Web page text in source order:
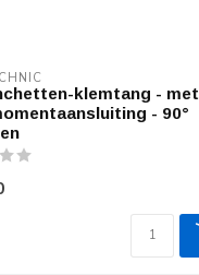
klemtang - met
- 90°